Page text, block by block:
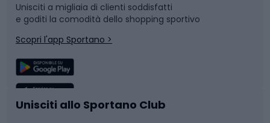
Corsa
Sport di squadra
Caschi da ciclismo
Snowboard
Camminata nordica
Nuoto
Unisciti a migliaia di clienti soddisfatti
e goditi la comodità dello shopping sportivo
Scopri l'app Sportano >
Unisciti allo Sportano Club